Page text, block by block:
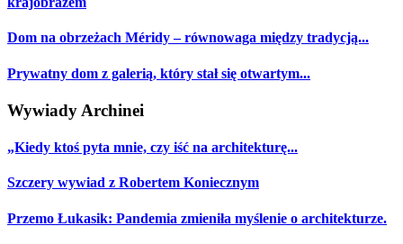
Dom na obrzeżach Méridy – równowaga między tradycją...
Prywatny dom z galerią, który stał się otwartym...
Wywiady Archinei
„Kiedy ktoś pyta mnie, czy iść na architekturę...
Szczery wywiad z Robertem Koniecznym
Przemo Łukasik: Pandemia zmieniła myślenie o architekturze.